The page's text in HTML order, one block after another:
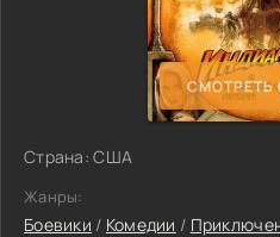
СМОТРЕТЬ
Страна: США
Жанры:
Боевики / Комедии /